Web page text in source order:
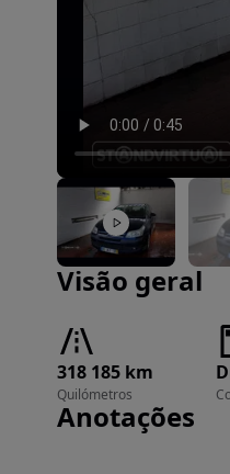
Imagem 1 de 17
Visão geral
318 185 km
Quilómetros
Anotações